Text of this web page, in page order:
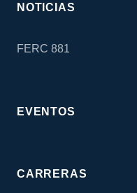
NOTICIAS
FERC 881
EVENTOS
CARRERAS